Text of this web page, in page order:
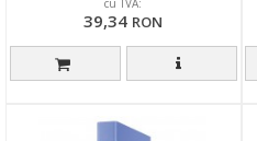
cu TVA:
39,34 RON